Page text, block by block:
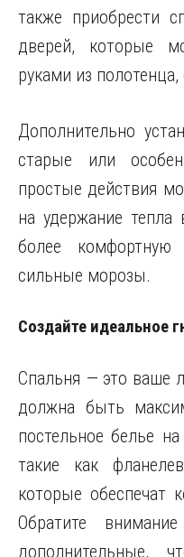
также приобрести
дверей, которые
руками из
Дополнительно
старые или
простые действия
на удержание
более комфортную
сильные морозы.
Создайте идеальное
Спальня — это ваше
должна быть
постельное белье
такие как
которые обеспечат
Обратите
дополнительные,